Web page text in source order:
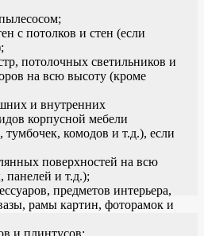
с потолков и стен (если
потолочных светильников и
на всю высоту (кроме
и внутренних
корпусной мебели
комодов и т.д.), если
поверхностей на всю
панелей и т.д.);
предметов интерьера,
рамы картин, фоторамок и